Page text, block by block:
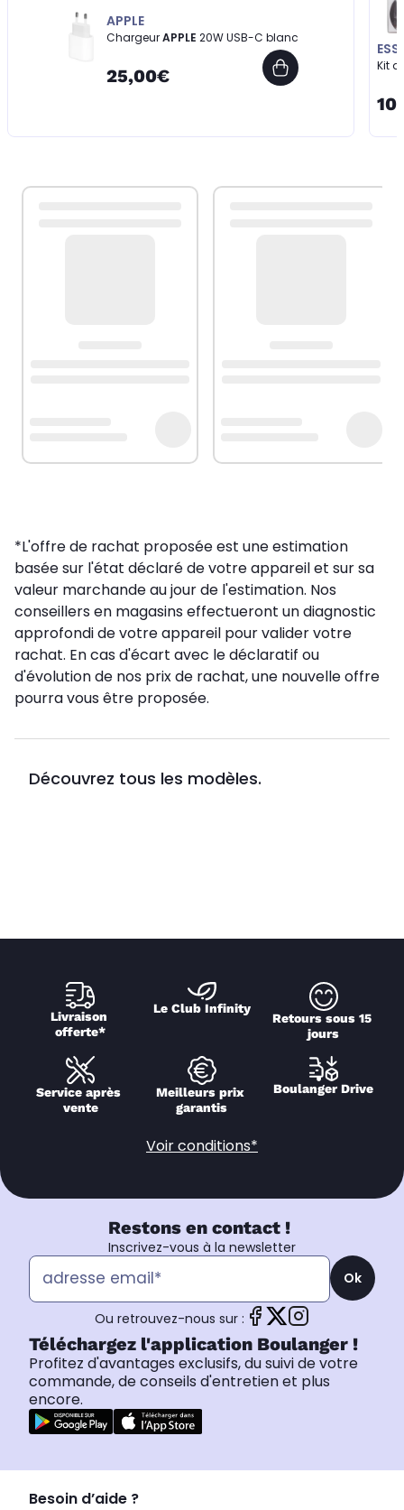
APPLE
ChargeurAPPLE 20W USB-C blanc
25,00€ Kit
*L'offre de rachat proposée est une estimation
basée sur l'état déclaré de votre appareil et sur sa
valeur marchande au jour de l'estimation. Nos
conseillers en magasins effectueront un diagnostic
approfondi de votre appareil pour valider votre
rachat. En cas d'écart avec le déclaratif ou
d'évolution de nos prix de rachat, une nouvelle offre
pourra vous être proposée.
Découvrez tous les modèles.
Livraison
offerte*
Le Club Infinity
Retours sous 15
jours
Service après
vente
Meilleurs prix
garantis
Boulanger Drive
Voir conditions*
Restons en contact !
Inscrivez-vous à la newsletter
Ok
Ou retrouvez-nous sur :
Téléchargez l'application Boulanger !
Profitez d'avantages exclusifs, du suivi de votre
commande, de conseils d'entretien et plus
encore.
Besoin d’aide ?